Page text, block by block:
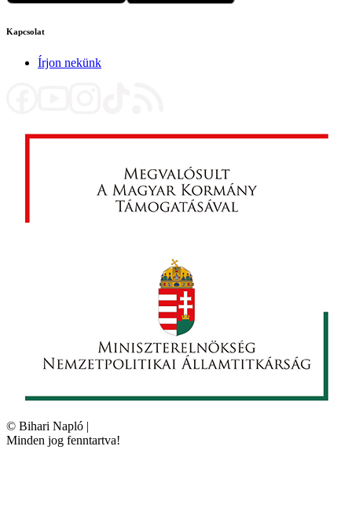
Kapcsolat
Írjon nekünk
© Bihari Napló |
Minden jog fenntartva!